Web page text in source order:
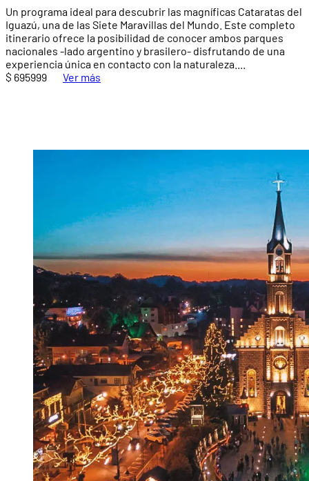
Un programa ideal para descubrir las magníficas Cataratas del
Iguazú, una de las Siete Maravillas del Mundo. Este completo
itinerario ofrece la posibilidad de conocer ambos parques
nacionales -lado argentino y brasilero- disfrutando de una
experiencia única en contacto con la naturaleza....
$ 695999
Ver más